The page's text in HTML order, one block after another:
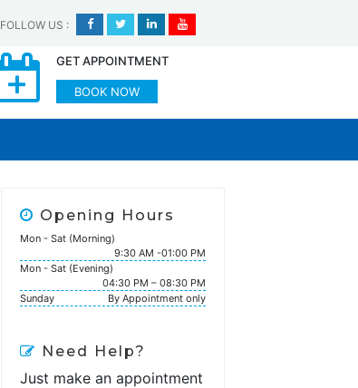
FOLLOW US :
GET APPOINTMENT
BOOK NOW
Opening Hours
Mon - Sat (Morning)
9:30 AM -01:00 PM
Mon - Sat (Evening)
04:30 PM – 08:30 PM
Sunday
By Appointment only
Need Help?
Just make an appointment